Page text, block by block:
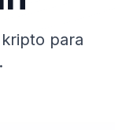
para